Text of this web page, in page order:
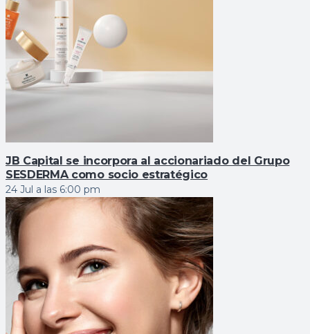
JB Capital se incorpora al accionariado del Grupo
SESDERMA como socio estratégico
24 Jul a las 6:00 pm